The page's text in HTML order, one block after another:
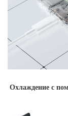
Охлаждение с